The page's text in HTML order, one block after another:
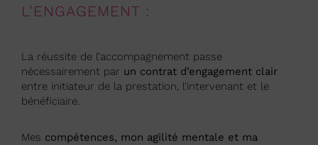
L’ENGAGEMENT :
La réussite de l’accompagnement passe
nécessairement par un contrat d’engagement clair
entre initiateur de la prestation, l’intervenant et le
bénéficiaire.
Mes compétences, mon agilité mentale et ma